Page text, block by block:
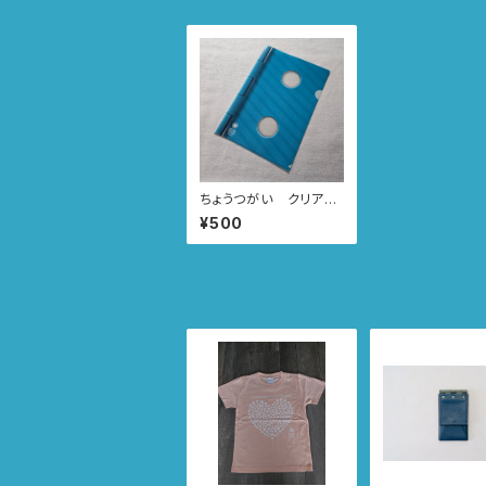
ちょうつがい クリアフ
ァイル
¥500